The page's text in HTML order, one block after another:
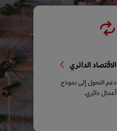
الاقتصاد الدائري
دعم التحول إلى نموذج
أعمال دائري.